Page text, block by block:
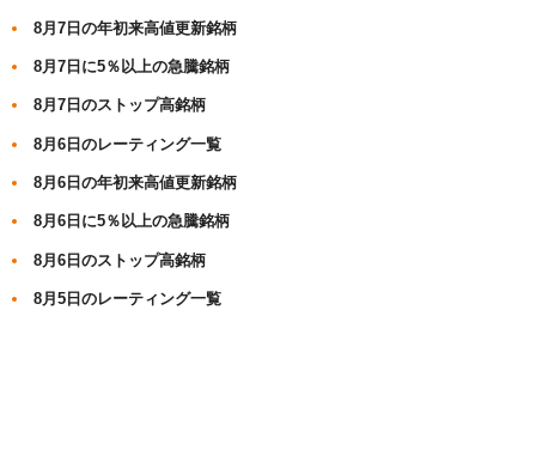
8月7日の年初来高値更新銘柄
8月7日に5％以上の急騰銘柄
8月7日のストップ高銘柄
8月6日のレーティング一覧
8月6日の年初来高値更新銘柄
8月6日に5％以上の急騰銘柄
8月6日のストップ高銘柄
8月5日のレーティング一覧